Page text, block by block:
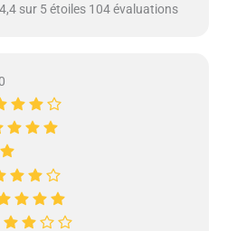
sur 5 étoiles 104 évaluations